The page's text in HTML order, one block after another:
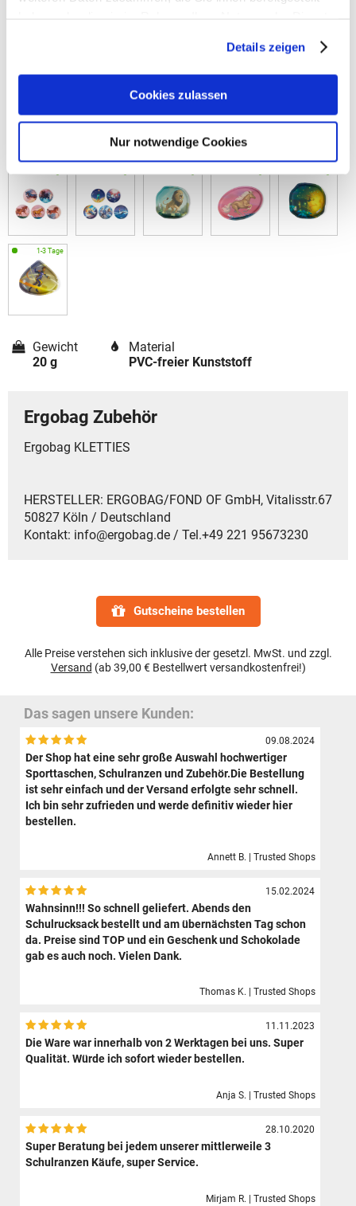
Details zeigen
Cookies zulassen
Nur notwendige Cookies
Gewicht
20 g
Material
PVC-freier Kunststoff
Ergobag Zubehör
Ergobag KLETTIES
HERSTELLER: ERGOBAG/FOND OF GmbH, Vitalisstr.67
50827 Köln / Deutschland
Kontakt: info@ergobag.de / Tel.+49 221 95673230
Gutscheine bestellen
Alle Preise verstehen sich inklusive der gesetzl. MwSt. und zzgl.
Versand (ab 39,00 € Bestellwert versandkostenfrei!)
Das sagen unsere Kunden:
09.08.2024
Der Shop hat eine sehr große Auswahl hochwertiger
Sporttaschen, Schulranzen und Zubehör.Die Bestellung
ist sehr einfach und der Versand erfolgte sehr schnell.
Ich bin sehr zufrieden und werde definitiv wieder hier
bestellen.
Annett B. | Trusted Shops
15.02.2024
Wahnsinn!!! So schnell geliefert. Abends den
Schulrucksack bestellt und am übernächsten Tag schon
da. Preise sind TOP und ein Geschenk und Schokolade
gab es auch noch. Vielen Dank.
Thomas K. | Trusted Shops
11.11.2023
Die Ware war innerhalb von 2 Werktagen bei uns. Super
Qualität. Würde ich sofort wieder bestellen.
Anja S. | Trusted Shops
28.10.2020
Super Beratung bei jedem unserer mittlerweile 3
Schulranzen Käufe, super Service.
Mirjam R. | Trusted Shops